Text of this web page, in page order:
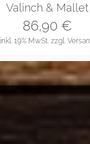
Valinch & Mallet
inkl. 19% MwSt. zzgl.
86,90€